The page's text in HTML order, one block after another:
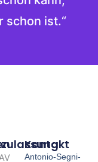
schon ist.“
Kontakt
Antonio-Segni-